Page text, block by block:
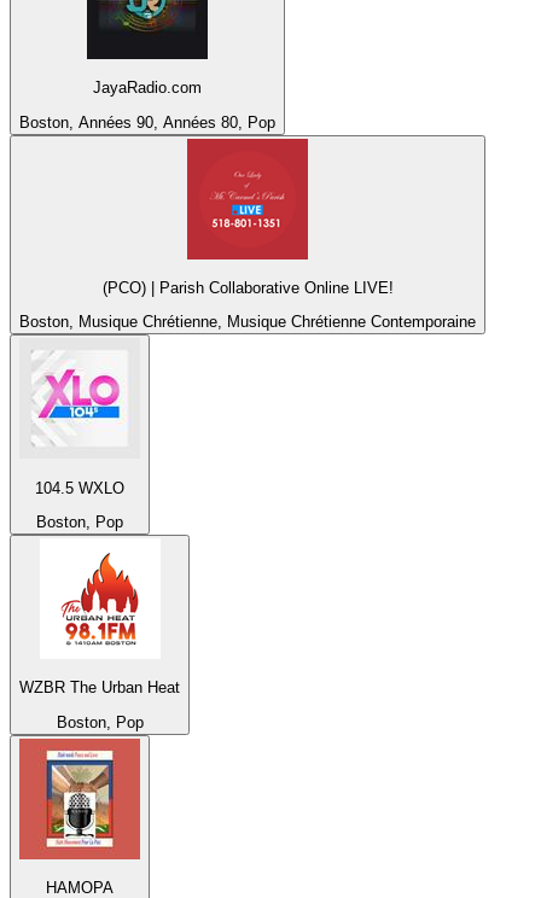
JayaRadio.com
Boston, Années 90, Années 80, Pop
(PCO) | Parish Collaborative Online LIVE!
Boston, Musique Chrétienne, Musique Chrétienne Contemporaine
104.5 WXLO
Boston, Pop
WZBR The Urban Heat
Boston, Pop
HAMOPA